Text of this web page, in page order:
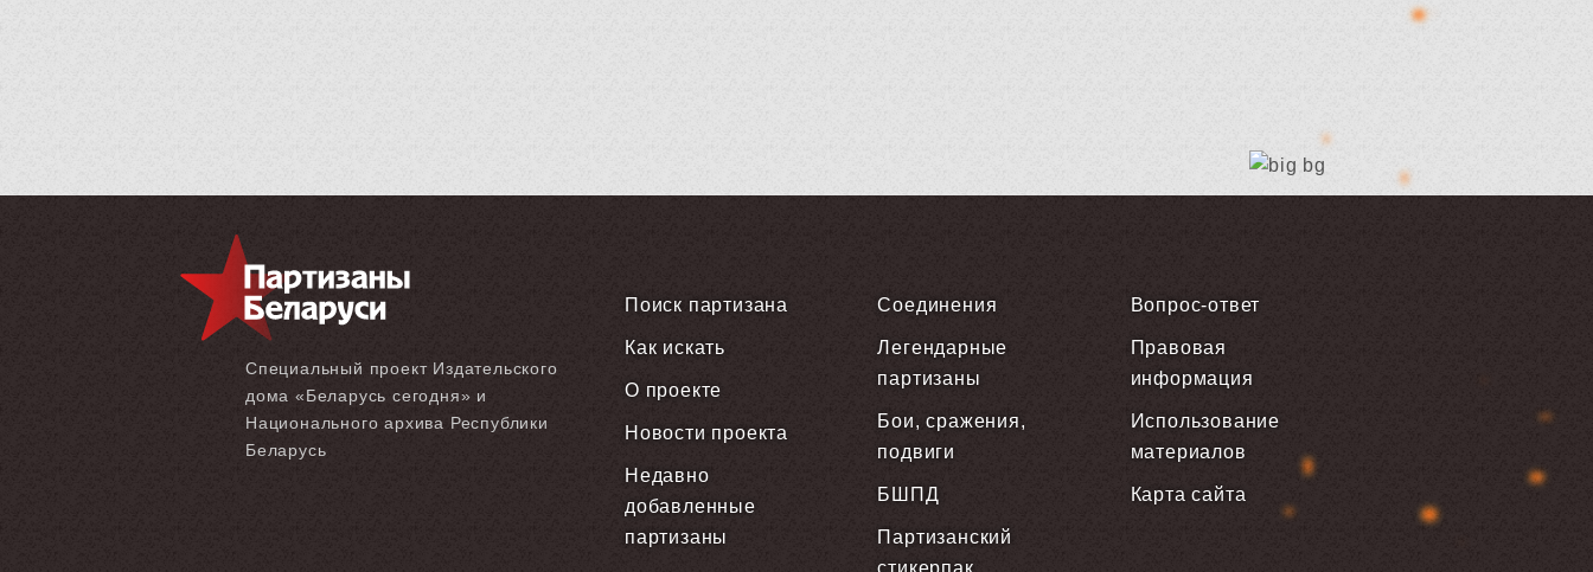
Специальный проект Издательского
дома «‎Беларусь сегодня» и
Национального архива Республики
Беларусь
Поиск партизана
Как искать
О проекте
Новости проекта
Недавно
добавленные
партизаны
Соединения
Легендарные
партизаны
Бои, сражения,
подвиги
БШПД
Партизанский
стикерпак
Вопрос-ответ
Правовая
информация
Использование
материалов
Карта сайта